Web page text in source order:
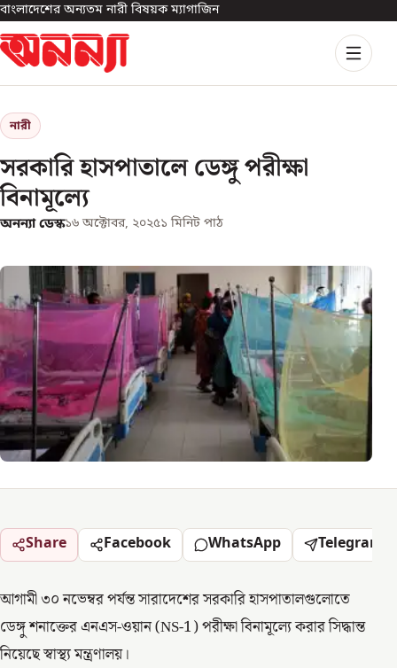
বাংলাদেশের অন্যতম নারী বিষয়ক ম্যাগাজিন
নারী
সরকারি হাসপাতালে ডেঙ্গু পরীক্ষা
বিনামূল্যে
অনন্যা ডেস্ক১৬ অক্টোবর, ২০২৫১ মিনিট পাঠ
Share Facebook WhatsApp Telegram
আগামী ৩০ নভেম্বর পর্যন্ত সারাদেশের সরকারি হাসপাতালগুলোতে
ডেঙ্গু শনাক্তের এনএস-ওয়ান (NS-1) পরীক্ষা বিনামূল্যে করার সিদ্ধান্ত
নিয়েছে স্বাস্থ্য মন্ত্রণালয়।